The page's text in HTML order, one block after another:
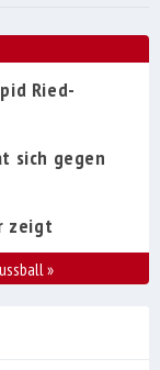
Ried-
sich gegen
zeigt
»